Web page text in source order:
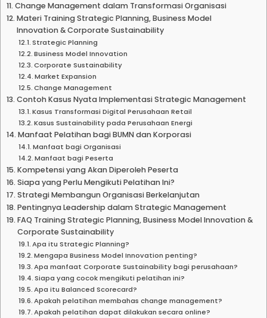
Change Management dalam Transformasi Organisasi
Materi Training Strategic Planning, Business Model
Innovation & Corporate Sustainability
Strategic Planning
Business Model Innovation
Corporate Sustainability
Market Expansion
Change Management
Contoh Kasus Nyata Implementasi Strategic Management
Kasus Transformasi Digital Perusahaan Retail
Kasus Sustainability pada Perusahaan Energi
Manfaat Pelatihan bagi BUMN dan Korporasi
Manfaat bagi Organisasi
Manfaat bagi Peserta
Kompetensi yang Akan Diperoleh Peserta
Siapa yang Perlu Mengikuti Pelatihan Ini?
Strategi Membangun Organisasi Berkelanjutan
Pentingnya Leadership dalam Strategic Management
FAQ Training Strategic Planning, Business Model Innovation &
Corporate Sustainability
Apa itu Strategic Planning?
Mengapa Business Model Innovation penting?
Apa manfaat Corporate Sustainability bagi perusahaan?
Siapa yang cocok mengikuti pelatihan ini?
Apa itu Balanced Scorecard?
Apakah pelatihan membahas change management?
Apakah pelatihan dapat dilakukan secara online?